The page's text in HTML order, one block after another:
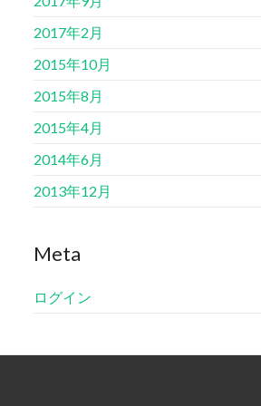
2017年2月
2015年10月
2015年8月
2015年4月
2014年6月
2013年12月
Meta
ログイン